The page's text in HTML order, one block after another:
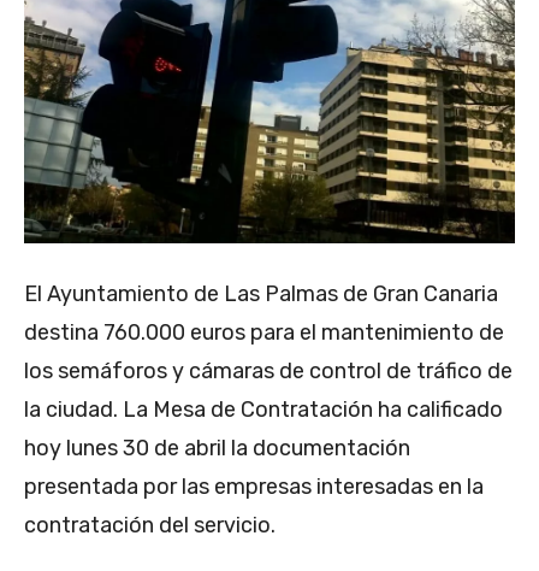
El Ayuntamiento de Las Palmas de Gran Canaria
destina 760.000 euros para el mantenimiento de
los semáforos y cámaras de control de tráfico de
la ciudad. La Mesa de Contratación ha calificado
hoy lunes 30 de abril la documentación
presentada por las empresas interesadas en la
contratación del servicio.